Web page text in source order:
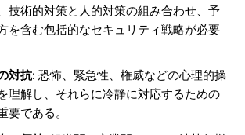
技術的対策と人的対策の組み合わせ、予
を含む包括的なセキュリティ戦略が必要
対抗: 恐怖、緊急性、権威などの心理的操
理解し、それらに冷静に対応するための
要である。